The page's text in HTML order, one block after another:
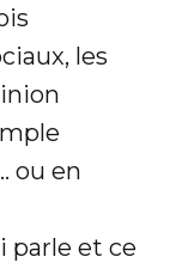
les
ou en
parle et ce